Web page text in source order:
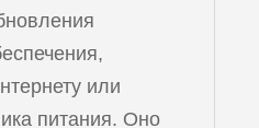
или
питания. Оно